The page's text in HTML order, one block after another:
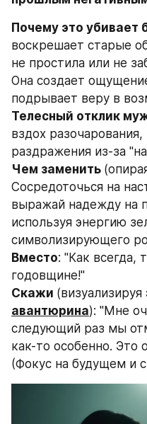
Почему это убивает
воскрешает старые
не простила или не
Она создает
подрывает веру в
Телесный отклик
вздох
раздражения из-за
Чем заменить
Сосредоточься на
выражай надежду на
используя энергию
символизирующего
Вместо: "Как всегда,
годовщине!"
Скажи
авантюрина): "Мне
следующий раз мы
как-то особенно. Это
(Фокус на будущем и